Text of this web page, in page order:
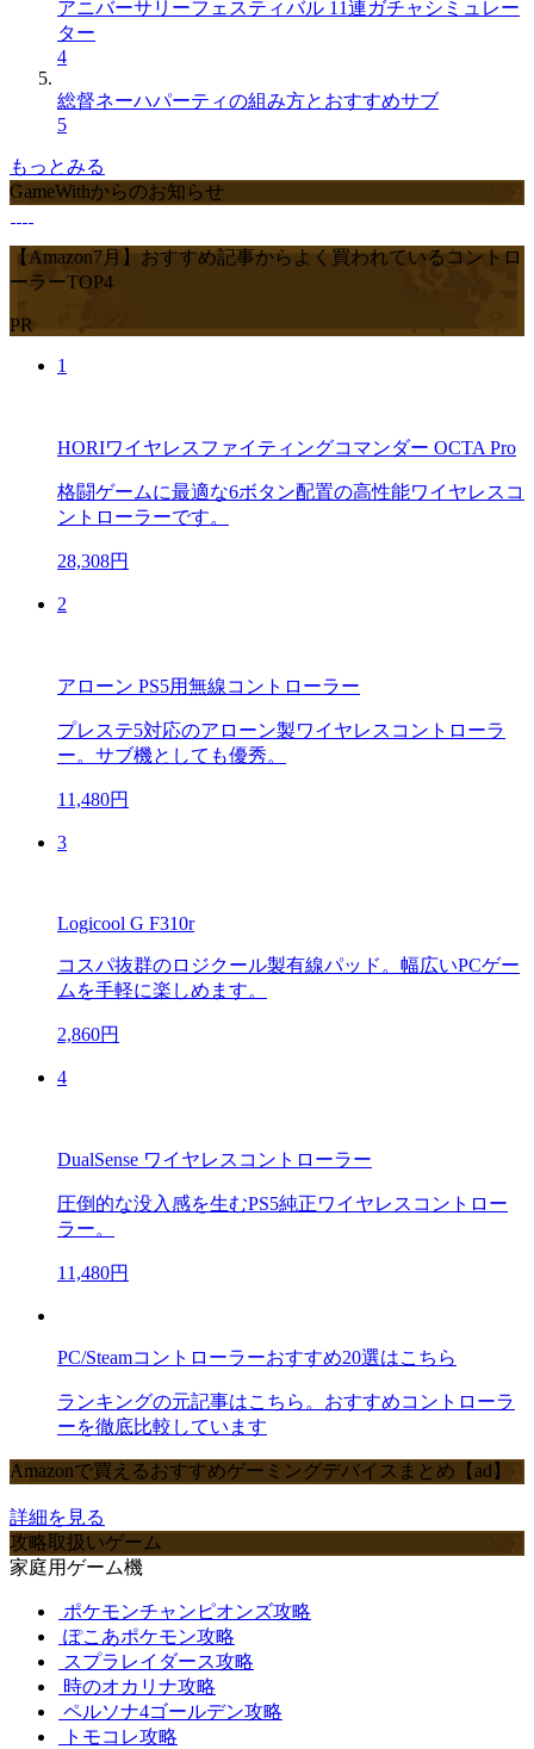
アニバーサリーフェスティバル 11連ガチャシミュレー
ター
4
総督ネーハパーティの組み方とおすすめサブ
5
もっとみる
GameWithからのお知らせ
【Amazon7月】おすすめ記事からよく買われているコントロ
ーラーTOP4
PR
1
HORIワイヤレスファイティングコマンダー OCTA Pro
格闘ゲームに最適な6ボタン配置の高性能ワイヤレスコ
ントローラーです。
28,308円
2
アローン PS5用無線コントローラー
プレステ5対応のアローン製ワイヤレスコントローラ
ー。サブ機としても優秀。
11,480円
3
Logicool G F310r
コスパ抜群のロジクール製有線パッド。幅広いPCゲー
ムを手軽に楽しめます。
2,860円
4
DualSense ワイヤレスコントローラー
圧倒的な没入感を生むPS5純正ワイヤレスコントロー
ラー。
11,480円
PC/Steamコントローラーおすすめ20選はこちら
ランキングの元記事はこちら。おすすめコントローラ
ーを徹底比較しています
Amazonで買えるおすすめゲーミングデバイスまとめ【ad】
詳細を見る
攻略取扱いゲーム
家庭用ゲーム機
ポケモンチャンピオンズ攻略
ぽこあポケモン攻略
スプラレイダース攻略
時のオカリナ攻略
ペルソナ4ゴールデン攻略
トモコレ攻略